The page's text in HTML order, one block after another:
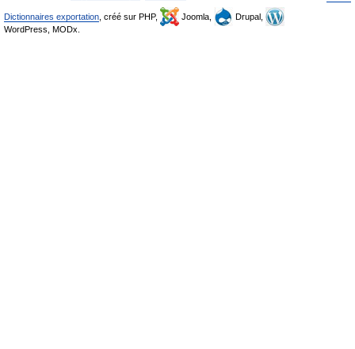
Dictionnaires exportation , créé sur PHP, Joomla,
Drupal,
WordPress, MODx.